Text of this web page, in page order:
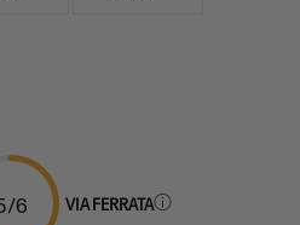
6 VIA FERRATA